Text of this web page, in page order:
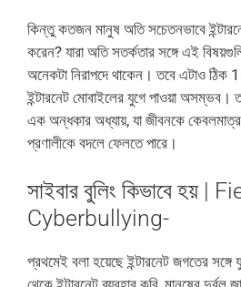
কিন্তু কতজন মানুষ অতি সচেতনভাবে
করেন? যারা অতি সতর্কতার সঙ্গে এই
অনেকটা নিরাপদে থাকেন। তবে এটাও ঠিক
ইন্টারনেট মোবাইলের যুগে পাওয়া
এক অন্ধকার অধ্যায়, যা জীবনকে কেবলমাত্র
প্রণালীকে বদলে ফেলতে পারে।
সাইবার বুলিং কিভাবে হয় |
Cyberbullying-
প্রথমেই বলা হয়েছে ইন্টারনেট জগতের সঙ্গে